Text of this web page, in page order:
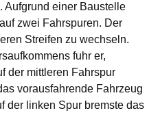
Aufgrund einer Baustelle
zwei Fahrspuren. Der
Streifen zu wechseln.
fuhr er,
der mittleren Fahrspur
vorausfahrende Fahrzeug
der linken Spur bremste das